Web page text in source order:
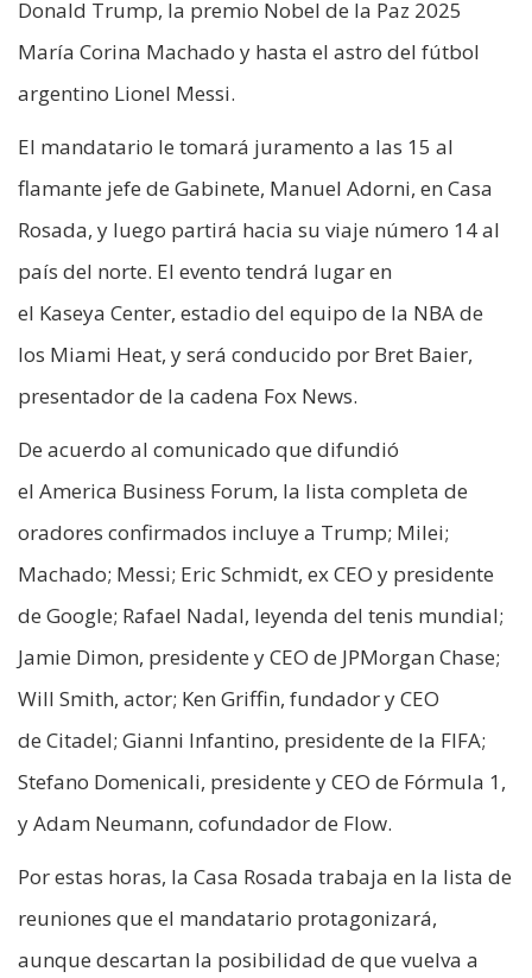
Donald Trump, la premio Nobel de la Paz 2025
María Corina Machado y hasta el astro del fútbol
argentino Lionel Messi.
El mandatario le tomará juramento a las 15 al
flamante jefe de Gabinete, Manuel Adorni, en Casa
Rosada, y luego partirá hacia su viaje número 14 al
país del norte. El evento tendrá lugar en
el Kaseya Center, estadio del equipo de la NBA de
los Miami Heat, y será conducido por Bret Baier,
presentador de la cadena Fox News.
De acuerdo al comunicado que difundió
el America Business Forum, la lista completa de
oradores confirmados incluye a Trump; Milei;
Machado; Messi; Eric Schmidt, ex CEO y presidente
de Google; Rafael Nadal, leyenda del tenis mundial;
Jamie Dimon, presidente y CEO de JPMorgan Chase;
Will Smith, actor; Ken Griffin, fundador y CEO
de Citadel; Gianni Infantino, presidente de la FIFA;
Stefano Domenicali, presidente y CEO de Fórmula 1,
y Adam Neumann, cofundador de Flow.
Por estas horas, la Casa Rosada trabaja en la lista de
reuniones que el mandatario protagonizará,
aunque descartan la posibilidad de que vuelva a